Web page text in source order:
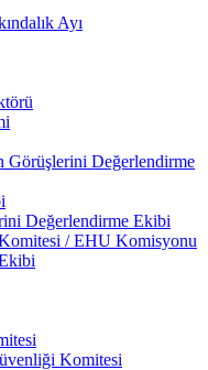
Ayı
Görüşlerini Değerlendirme
Değerlendirme Ekibi
/ EHU Komisyonu
Komitesi